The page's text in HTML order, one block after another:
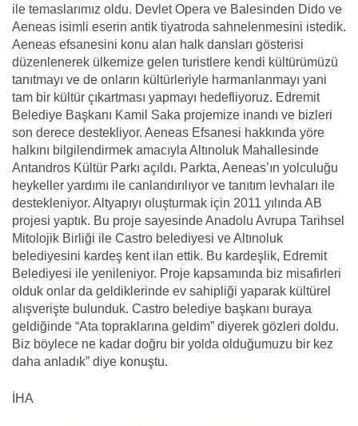
ile temaslarımız oldu. Devlet Opera ve Balesinden Dido ve
Aeneas isimli eserin antik tiyatroda sahnelenmesini istedik.
Aeneas efsanesini konu alan halk dansları gösterisi
düzenlenerek ülkemize gelen turistlere kendi kültürümüzü
tanıtmayı ve de onların kültürleriyle harmanlanmayı yani
tam bir kültür çıkartması yapmayı hedefliyoruz. Edremit
Belediye Başkanı Kamil Saka projemize inandı ve bizleri
son derece destekliyor. Aeneas Efsanesi hakkında yöre
halkını bilgilendirmek amacıyla Altınoluk Mahallesinde
Antandros Kültür Parkı açıldı. Parkta, Aeneas’ın yolculuğu
heykeller yardımı ile canlandırılıyor ve tanıtım levhaları ile
destekleniyor. Altyapıyı oluşturmak için 2011 yılında AB
projesi yaptık. Bu proje sayesinde Anadolu Avrupa Tarihsel
Mitolojik Birliği ile Castro belediyesi ve Altınoluk
belediyesini kardeş kent ilan ettik. Bu kardeşlik, Edremit
Belediyesi ile yenileniyor. Proje kapsamında biz misafirleri
olduk onlar da geldiklerinde ev sahipliği yaparak kültürel
alışverişte bulunduk. Castro belediye başkanı buraya
geldiğinde “Ata topraklarına geldim” diyerek gözleri doldu.
Biz böylece ne kadar doğru bir yolda olduğumuzu bir kez
daha anladık” diye konuştu.
İHA